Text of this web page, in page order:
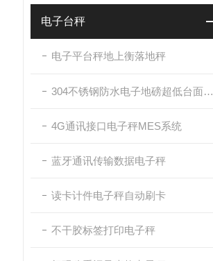
电子台秤
电子平台秤地上衡落地秤
304不锈钢防水电子地磅超低台面带斜坡
4G通讯接口电子秤MES系统
蓝牙通讯传输数据电子秤
读卡计件电子秤自动刷卡
不干胶标签打印电子秤